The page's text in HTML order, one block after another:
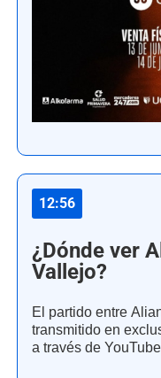
12:56
¿Dónde ver
Vallejo?
El partido entre
transmitido en
a través de